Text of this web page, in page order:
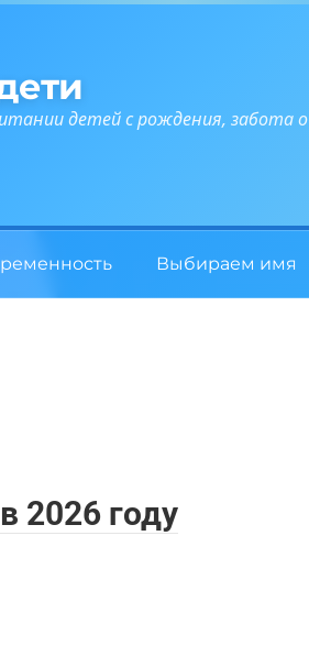
детей с рождения, забота о
Выбираем имя
2026 году